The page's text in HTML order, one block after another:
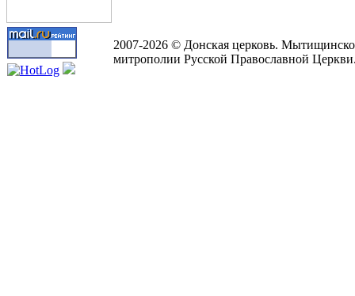
2007-2026 © Донская церковь.
митрополии Русской Православной